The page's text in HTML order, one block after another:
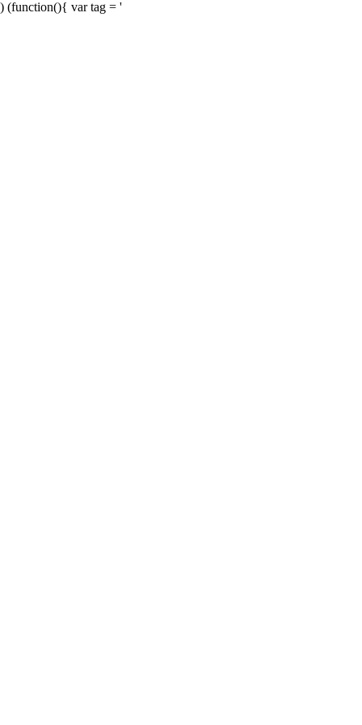
) (function(){ var tag = '